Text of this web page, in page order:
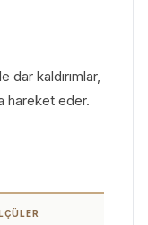
dar kaldırımlar,
hareket eder.